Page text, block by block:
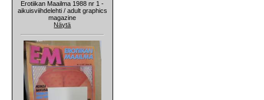
Erotiikan Maailma 1988 nr 1 -
aikuisviihdelehti / adult graphics
magazine
Näytä